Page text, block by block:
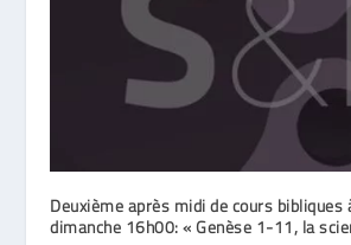
Deuxième après midi de cours bibliques
dimanche 16h00: « Genèse 1-11, la